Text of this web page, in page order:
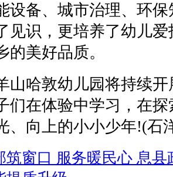
设备、城市治理、环
见识，更培养了幼儿
的美好品质。
哈敦幼儿园将持续开
们在体验中学习，在
、向上的小小少年!(石
筑窗口 服务暖民心 息县